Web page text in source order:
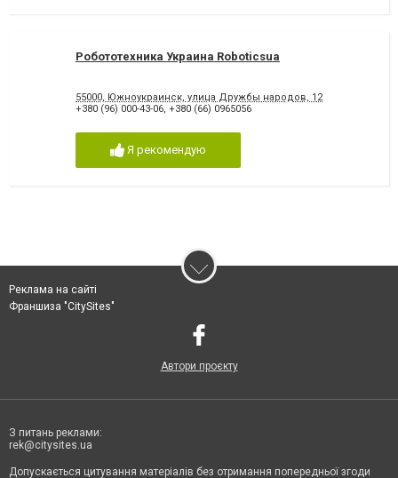
Робототехника Украина Roboticsua
55000, Южноукраинск, улица Дружбы народов, 12
+380 (96) 000-43-06 +380 (66) 0965056
Я рекомендую
Реклама на сайті
Франшиза "CitySites"
Автори проєкту
З питань реклами:
rek@citysites.ua
Допускається цитування матеріалів без отримання попередньої згоди